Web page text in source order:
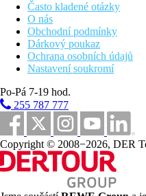
Často kladené otázky
O nás
Obchodní podmínky
Dárkový poukaz
Ochrana osobních údajů
Nastavení soukromí
Po-Pá 7-19 hod.
255 787 777
Copyright © 2008−2026, DER